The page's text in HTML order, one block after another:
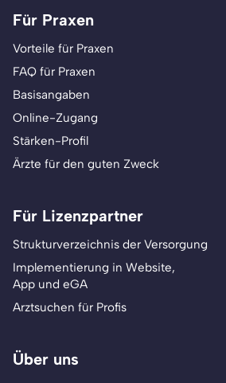
Für Praxen
Vorteile für Praxen
FAQ für Praxen
Basisangaben
Online-Zugang
Stärken-Profil
Ärzte für den guten Zweck
Für Lizenzpartner
Strukturverzeichnis der Versorgung
Implementierung in Website,
App und eGA
Arztsuchen für Profis
Über uns